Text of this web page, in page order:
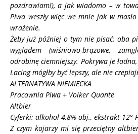
pozdrawiam!), a jak wiadomo – w
Piwa weszły więc we mnie jak w
wrażenie.
Żeby już później o tym nie pisać: oba
wyglądem (wiśniowo-brązowe,
odrobinę ciemniejszy. Pokrywa je
Lacing mógłby być lepszy, ale nie
ALTERNATYWA NIEMIECKA
Pracownia Piwa + Volker Quante
Altbier
Cyferki: alkohol 4,8% obj., ekstrakt 12°
Z czym kojarzy mi się przeciętny